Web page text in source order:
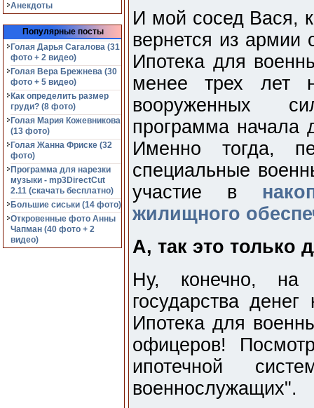
Анекдоты
Популярные посты
Голая Дарья Сагалова (31
фото + 2 видео)
Голая Вера Брежнева (30
фото + 5 видео)
Как определить размер
груди? (8 фото)
Голая Мария Кожевникова
(13 фото)
Голая Жанна Фриске (32
фото)
Программа для нарезки
музыки - mp3DirectCut
2.11 (cкачать бесплатно)
Большие сиськи (14 фото)
Откровенные фото Анны
Чапман (40 фото + 2
видео)
И мой сосед Вася,
вернется из армии
Ипотека для
менее трех лет
вооруженных
программа начала
Именно тогда,
специальные
участие в
жилищного
А, так это только
Ну, конечно, на
государства
Ипотека для
офицеров!
ипотечной
военнослужащих".